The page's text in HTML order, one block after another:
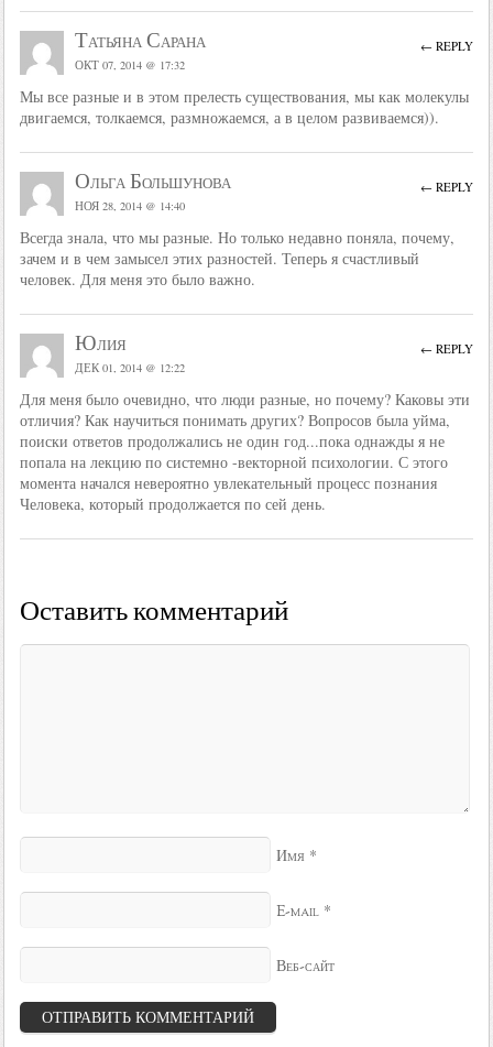
Татьяна Сарана
ОКТ 07, 2014 @ 17:32
Мы все разные и в этом прелесть существования, мы как молекулы
двигаемся, толкаемся, размножаемся, а в целом развиваемся)).
← REPLY
Ольга Большунова
НОЯ 28, 2014 @ 14:40
Всегда знала, что мы разные. Но только недавно поняла, почему,
зачем и в чем замысел этих разностей. Теперь я счастливый
человек. Для меня это было важно.
← REPLY
Юлия
ДЕК 01, 2014 @ 12:22
Для меня было очевидно, что люди разные, но почему? Каковы эти
отличия? Как научиться понимать других? Вопросов была уйма,
поиски ответов продолжались не один год...пока однажды я не
попала на лекцию по системно -векторной психологии. С этого
момента начался невероятно увлекательный процесс познания
Человека, который продолжается по сей день.
← REPLY
Оставить комментарий
Имя *
E-mail *
Веб-сайт